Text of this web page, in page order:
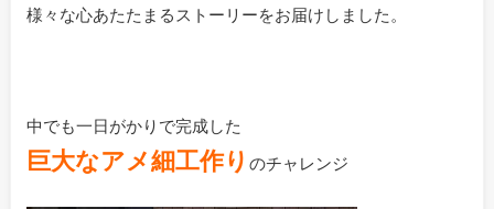
様々な心あたたまるストーリーをお届けしました。
中でも一日がかりで完成した
巨大なアメ細工作り のチャレンジ